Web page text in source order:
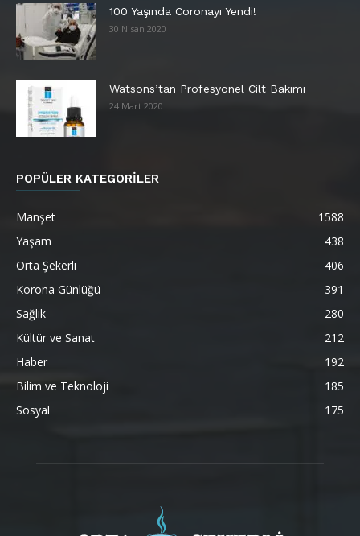
100 Yaşında Coronayı Yendi!
30 Nisan 2020
Watsons’tan Profesyonel Cilt Bakımı
24 Mart 2020
POPÜLER KATEGORİLER
Manşet
1588
Yaşam
438
Orta Şekerli
406
Korona Günlüğü
391
Sağlık
280
Kültür ve Sanat
212
Haber
192
Bilim ve Teknoloji
185
Sosyal
175